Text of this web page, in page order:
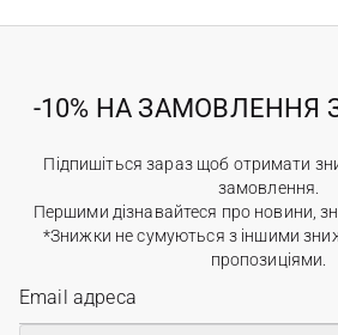
-10% НА ЗАМОВЛЕННЯ
Підпишіться зараз щоб отримати
замовлення.
Першими дізнавайтеся про новини,
*Знижки не сумуються з іншими
пропозиціями.